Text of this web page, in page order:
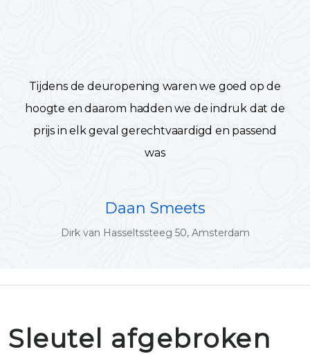
Tijdens de deuropening waren we goed op de
hoogte en daarom hadden we de indruk dat de
prijs in elk geval gerechtvaardigd en passend
was
Daan Smeets
Dirk van Hasseltssteeg 50, Amsterdam
Sleutel afgebroken